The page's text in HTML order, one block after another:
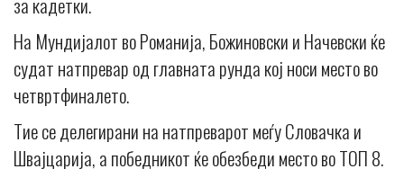
На Мундијалот во Романија, Божиновски и Начевски ќе
судат натпревар од главната рунда кој носи место во
четвртфиналето.
Тие се делегирани на натпреварот меѓу Словачка и
Швајцарија, а победникот ќе обезбеди место во ТОП 8.